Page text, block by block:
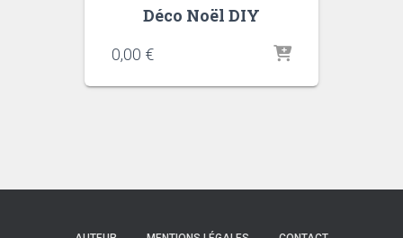
Déco Noël DIY
0,00 €